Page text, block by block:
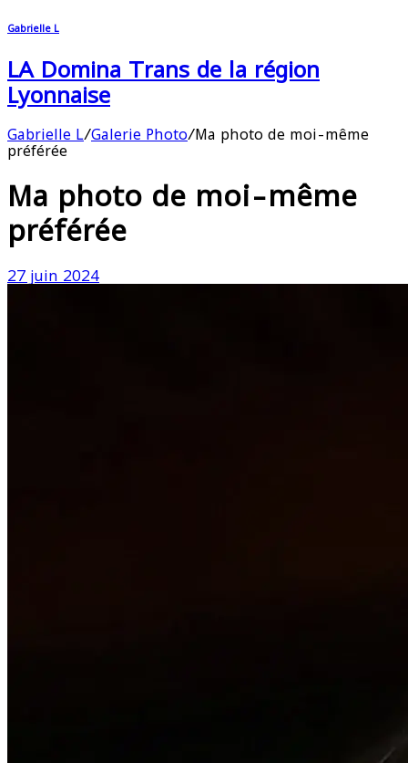
Gabrielle L
LA Domina Trans de la région
Lyonnaise
Gabrielle L/Galerie Photo/Ma photo de moi-même
préférée
Ma photo de moi-même
préférée
27 juin 2024